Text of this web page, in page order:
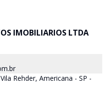
IMOBILIARIOS LTDA
Rehder, Americana - SP -